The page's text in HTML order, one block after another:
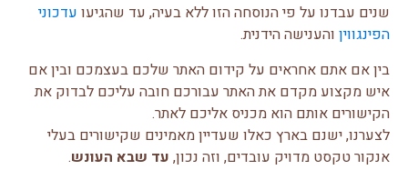
שנים עבדנו על פי הנוסחה הזו ללא בעיה, עד שהגיעו עדכוני
הפינגווין והענישה הידנית.
בין אם אתם אחראים על קידום האתר שלכם בעצמכם ובין אם
איש מקצוע מקדם את האתר עבורכם חובה עליכם לבדוק את
הקישורים אותם הוא מכניס אליכם לאתר.
לצערנו, ישנם בארץ כאלו שעדיין מאמינים שקישורים בעלי
אנקור טקסט מדויק עובדים, וזה נכון, עד שבא העונש.